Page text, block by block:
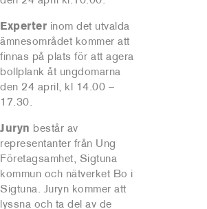
Experter inom det utvalda
ämnesområdet kommer att
finnas på plats för att agera
bollplank åt ungdomarna
den 24 april, kl 14.00 –
17.30.
Juryn består av
representanter från Ung
Företagsamhet, Sigtuna
kommun och nätverket Bo i
Sigtuna. Juryn kommer att
lyssna och ta del av de